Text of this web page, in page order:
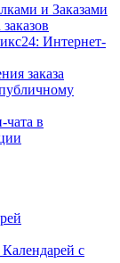
и Заказами
Интернет-
заказа
чата в
с